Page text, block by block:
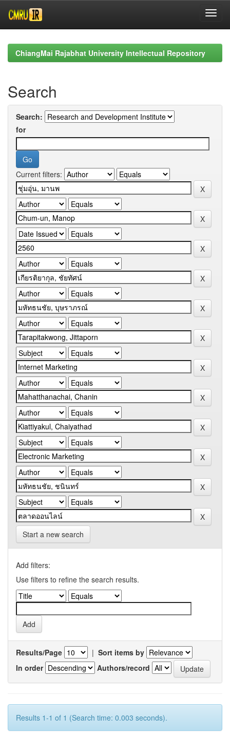
navigationChiangMai Rajabhat University Intellectual Repository
Search
Search:
for
Current filters:
Start a new search
Add filters:
Use filters to refine the search results.
Results/Page | Sort items by
In order
Authors/record
Results 1-1 of 1 (Search time: 0.003 seconds).